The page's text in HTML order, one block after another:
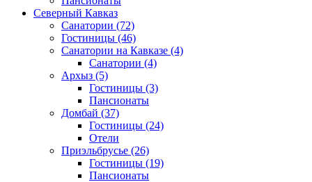
Северный Кавказ
Санатории (72)
Гостиницы (46)
Санатории на Кавказе (4)
Санатории (4)
Архыз (5)
Гостиницы (3)
Пансионаты
Домбай (37)
Гостиницы (24)
Отели
Приэльбрусье (26)
Гостиницы (19)
Пансионаты